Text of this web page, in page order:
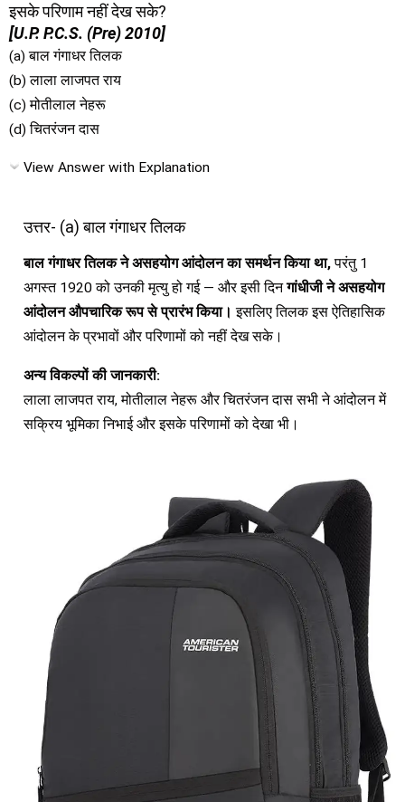
इसके परिणाम नहीं देख सके?
[U.P. P.C.S. (Pre) 2010]
(a) बाल गंगाधर तिलक
(b) लाला लाजपत राय
(c) मोतीलाल नेहरू
(d) चितरंजन दास
View Answer with Explanation
उत्तर- (a) बाल गंगाधर तिलक
बाल गंगाधर तिलक ने असहयोग आंदोलन का समर्थन किया था,परंतु 1
अगस्त 1920 को उनकी मृत्यु हो गई — और इसी दिनगांधीजी ने असहयोग
आंदोलन औपचारिक रूप से प्रारंभ किया। इसलिए तिलक इस ऐतिहासिक
आंदोलन के प्रभावों और परिणामों को नहीं देख सके।
अन्य विकल्पों की जानकारी:
लाला लाजपत राय, मोतीलाल नेहरू और चितरंजन दास सभी ने आंदोलन में
सक्रिय भूमिका निभाई और इसके परिणामों को देखा भी।